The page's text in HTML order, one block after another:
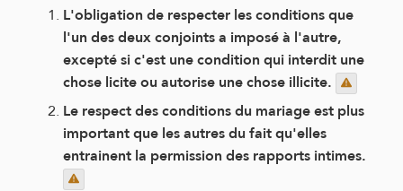
L'obligation de respecter les conditions que
l'un des deux conjoints a imposé à l'autre,
excepté si c'est une condition qui interdit une
chose licite ou autorise une chose illicite.
Le respect des conditions du mariage est plus
important que les autres du fait qu'elles
entrainent la permission des rapports intimes.